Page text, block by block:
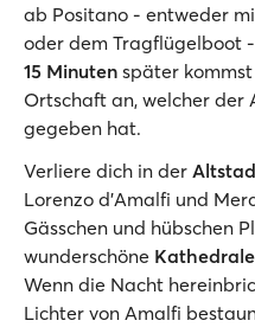
ab Positano - entweder
oder dem Tragflügelboot
15 Minuten später
Ortschaft an, welcher der
gegeben hat.
Verliere dich in der
Lorenzo d'Amalfi und
Gässchen und hübschen
wunderschöne Kathedrale
Wenn die Nacht
Lichter von Amalfi